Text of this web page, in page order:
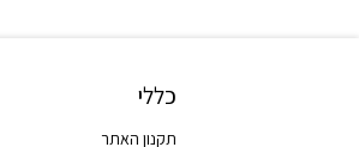
כללי
תקנון האתר